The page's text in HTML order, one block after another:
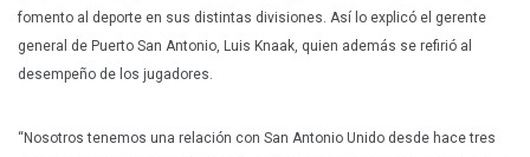
fomento al deporte en sus distintas divisiones. Así lo explicó el gerente
general de Puerto San Antonio, Luis Knaak, quien además se refirió al
desempeño de los jugadores.
“Nosotros tenemos una relación con San Antonio Unido desde hace tres